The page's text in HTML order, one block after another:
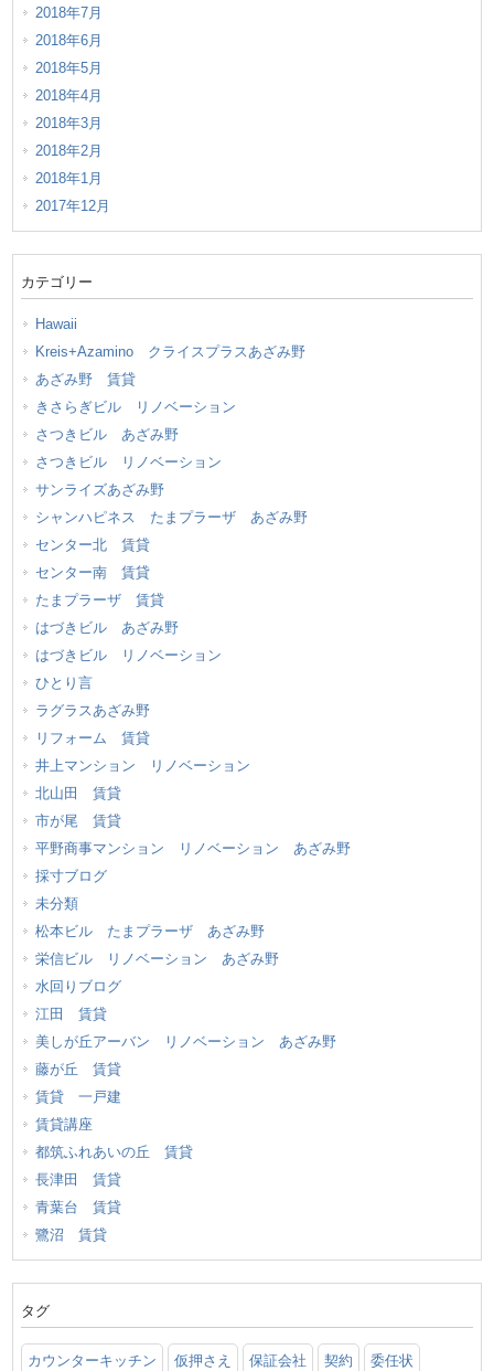
2018年7月
2018年6月
2018年5月
2018年4月
2018年3月
2018年2月
2018年1月
2017年12月
カテゴリー
Hawaii
Kreis+Azamino クライスプラスあざみ野
あざみ野 賃貸
きさらぎビル リノベーション
さつきビル あざみ野
さつきビル リノベーション
サンライズあざみ野
シャンハピネス たまプラーザ あざみ野
センター北 賃貸
センター南 賃貸
たまプラーザ 賃貸
はづきビル あざみ野
はづきビル リノベーション
ひとり言
ラグラスあざみ野
リフォーム 賃貸
井上マンション リノベーション
北山田 賃貸
市が尾 賃貸
平野商事マンション リノベーション あざみ野
採寸ブログ
未分類
松本ビル たまプラーザ あざみ野
栄信ビル リノベーション あざみ野
水回りブログ
江田 賃貸
美しが丘アーバン リノベーション あざみ野
藤が丘 賃貸
賃貸 一戸建
賃貸講座
都筑ふれあいの丘 賃貸
長津田 賃貸
青葉台 賃貸
鷺沼 賃貸
タグ
カウンターキッチン 仮押さえ 保証会社 契約 委任状